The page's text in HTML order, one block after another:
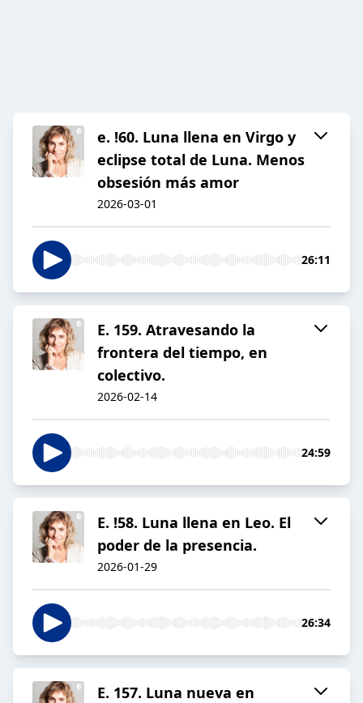
e. !60. Luna llena en Virgo y
eclipse total de Luna. Menos
obsesión más amor
2026-03-01
26:11
E. 159. Atravesando la
frontera del tiempo, en
colectivo.
2026-02-14
24:59
E. !58. Luna llena en Leo. El
poder de la presencia.
2026-01-29
26:34
E. 157. Luna nueva en